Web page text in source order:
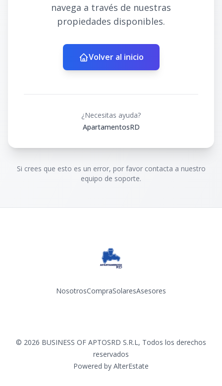
navega a través de nuestras
propiedades disponibles.
Volver al inicio
¿Necesitas ayuda?
ApartamentosRD
Si crees que esto es un error, por favor contacta a nuestro
equipo de soporte.
NosotrosCompraSolaresAsesores
© 2026 BUSINESS OF APTOSRD S.R.L, Todos los derechos
reservados
Powered by AlterEstate